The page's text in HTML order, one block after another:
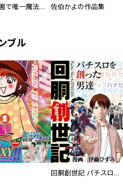
王立学園で唯一魔法が使えない庶民仲間のはずですよね～実は王子様で私を溺愛しているなんて告白はやめてください～ 佐伯かよの作品集
ブル
回胴創世記 パチスロを創った男達